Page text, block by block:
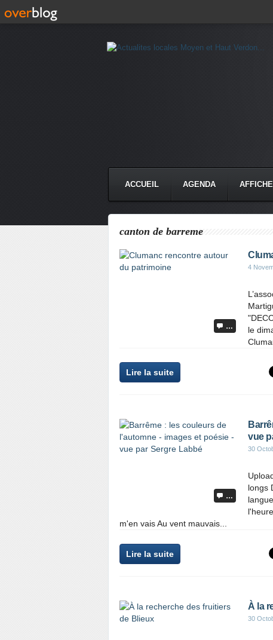
ACCUEIL AGENDA AFFICHE
canton de barreme
…
4
le
Lire la suite
…
vue
30
longs
m'en vais Au vent mauvais...
Lire la suite
À la
30